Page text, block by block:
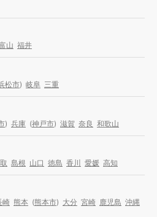
山 福井
松市) 岐阜 三重
) 兵庫 (神戸市) 滋賀 奈良 和歌山
島根 山口 徳島 香川 愛媛 高知
崎 熊本 (熊本市) 大分 宮崎 鹿児島 沖縄